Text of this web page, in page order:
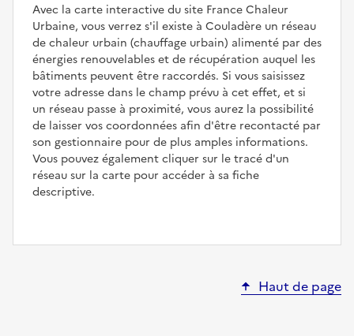
Avec la carte interactive du site France Chaleur
Urbaine, vous verrez s'il existe à Couladère un réseau
de chaleur urbain (chauffage urbain) alimenté par des
énergies renouvelables et de récupération auquel les
bâtiments peuvent être raccordés. Si vous saisissez
votre adresse dans le champ prévu à cet effet, et si
un réseau passe à proximité, vous aurez la possibilité
de laisser vos coordonnées afin d'être recontacté par
son gestionnaire pour de plus amples informations.
Vous pouvez également cliquer sur le tracé d'un
réseau sur la carte pour accéder à sa fiche
descriptive.
Haut de page